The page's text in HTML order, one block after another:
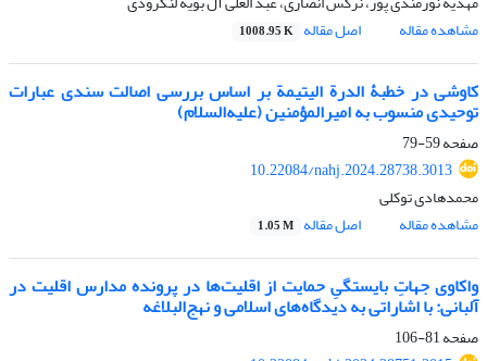
مشاهده مقاله
اصل مقاله 1008.95 K
کاوشی در خطبۀ الدرة الیتیمة بر اساس بررسی اصالت سندی عبارات
توحیدی منسوب به امیرالمؤمنین (علیه‌السلام)
صفحه59-79
10.22084/nahj.2024.28738.3013
محمدهادی توکلی
مشاهده مقاله
اصل مقاله 1.05 M
واکاوی جهاتِ بایستگیِ حمایت از اقلیت‌ها در پرونده مدارس اقلیت در
آلبانی: با اشاراتی به دیدگاه‌های اسلامی و نهج‌البلاغه
صفحه81-106